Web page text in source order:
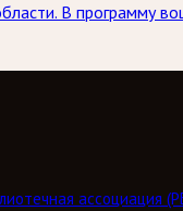
В программу
ассоциация